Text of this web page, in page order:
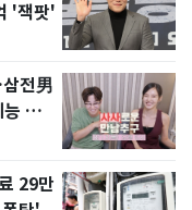
'잭팟'
전男
화
29만